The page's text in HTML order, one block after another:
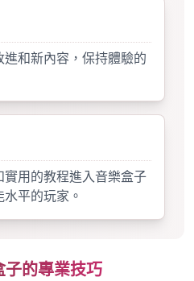
和新內容，保持體驗的
用的教程進入音樂盒子
平的玩家。
子的專業技巧